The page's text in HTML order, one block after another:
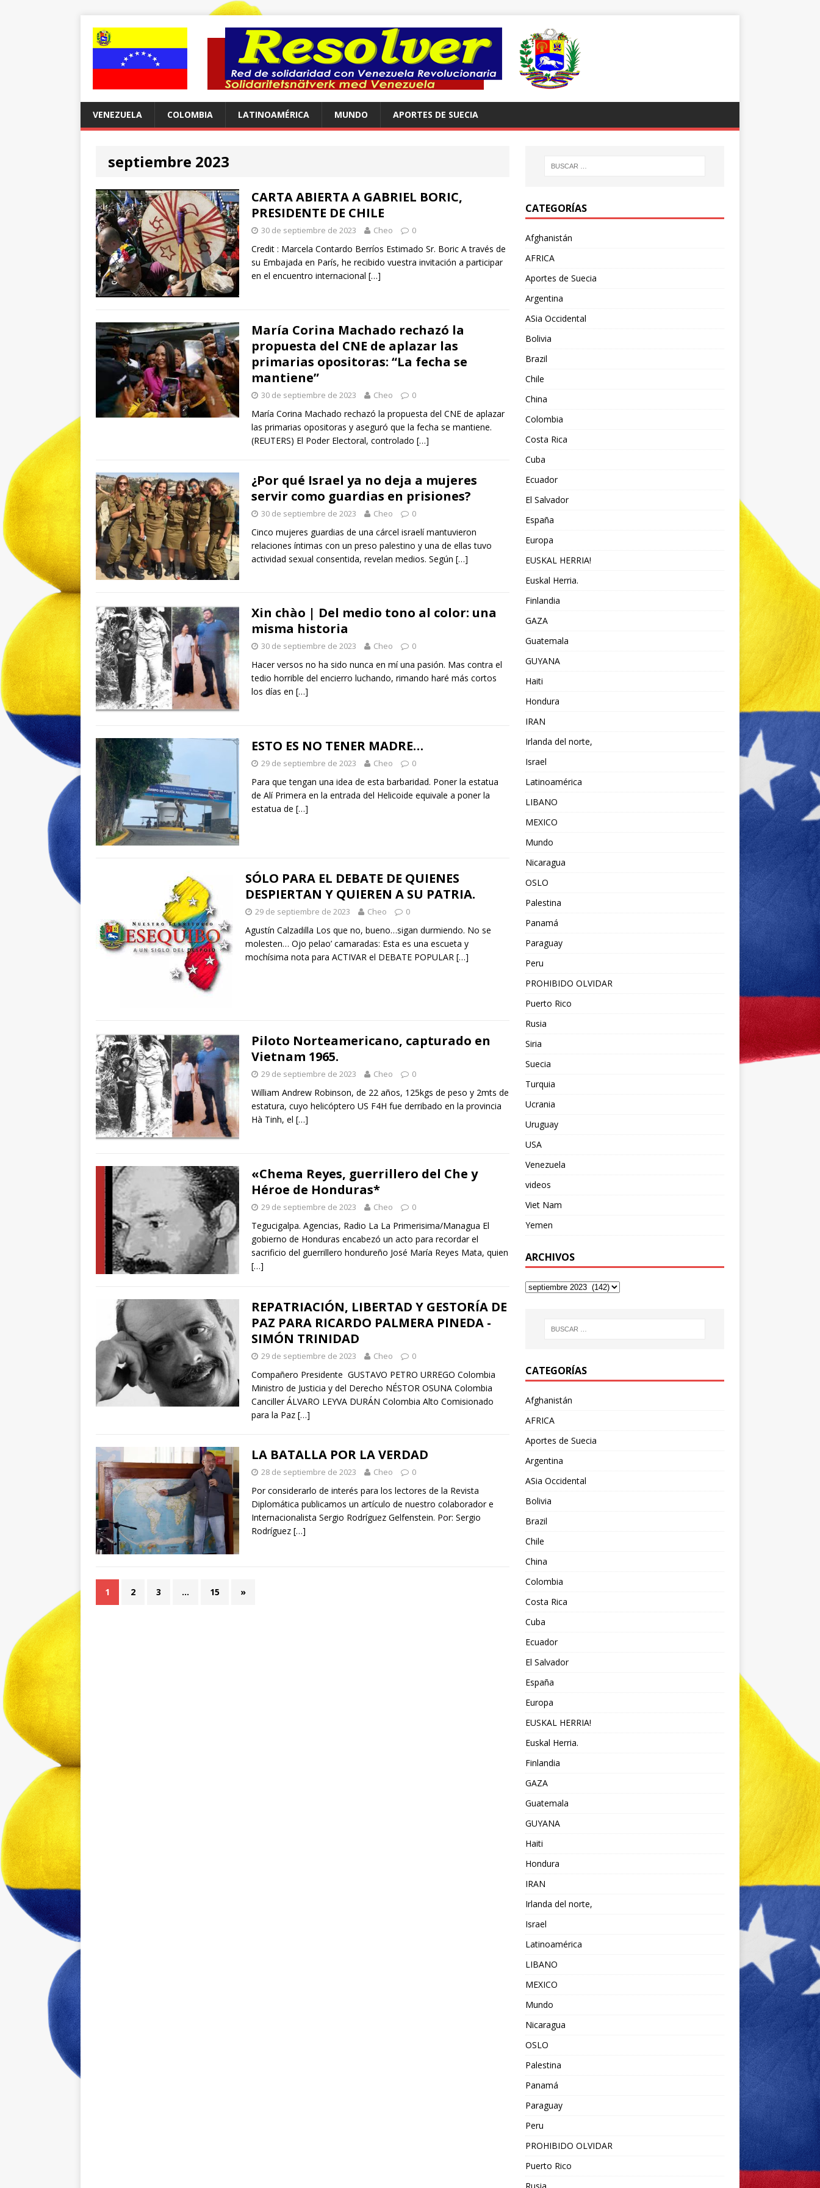
VENEZUELA COLOMBIA LATINOAMÉRICA MUNDO APORTES DE SUECIA
septiembre 2023
CARTA ABIERTA A GABRIEL BORIC,
PRESIDENTE DE CHILE
30 de septiembre de 2023 Cheo 0
Credit : Marcela Contardo Berríos Estimado Sr. Boric A través de
su Embajada en París, he recibido vuestra invitación a participar
en el encuentro internacional […]
María Corina Machado rechazó la
propuesta del CNE de aplazar las
primarias opositoras: “La fecha se
mantiene”
30 de septiembre de 2023 Cheo 0
María Corina Machado rechazó la propuesta del CNE de aplazar
las primarias opositoras y aseguró que la fecha se mantiene.
(REUTERS) El Poder Electoral, controlado […]
¿Por qué Israel ya no deja a mujeres
servir como guardias en prisiones?
30 de septiembre de 2023 Cheo 0
Cinco mujeres guardias de una cárcel israelí mantuvieron
relaciones íntimas con un preso palestino y una de ellas tuvo
actividad sexual consentida, revelan medios. Según […]
Xin chào | Del medio tono al color: una
misma historia
30 de septiembre de 2023 Cheo 0
Hacer versos no ha sido nunca en mí una pasión. Mas contra el
tedio horrible del encierro luchando, rimando haré más cortos
los días en […]
ESTO ES NO TENER MADRE…
29 de septiembre de 2023 Cheo 0
Para que tengan una idea de esta barbaridad. Poner la estatua
de Alí Primera en la entrada del Helicoide equivale a poner la
estatua de […]
SÓLO PARA EL DEBATE DE QUIENES
DESPIERTAN Y QUIEREN A SU PATRIA.
29 de septiembre de 2023 Cheo 0
Agustín Calzadilla Los que no, bueno…sigan durmiendo. No se
molesten… Ojo pelao’ camaradas: Esta es una escueta y
mochísima nota para ACTIVAR el DEBATE POPULAR […]
Piloto Norteamericano, capturado en
Vietnam 1965.
29 de septiembre de 2023 Cheo 0
William Andrew Robinson, de 22 años, 125kgs de peso y 2mts de
estatura, cuyo helicóptero US F4H fue derribado en la provincia
Hà Tinh, el […]
«Chema Reyes, guerrillero del Che y
Héroe de Honduras*
29 de septiembre de 2023 Cheo 0
Tegucigalpa. Agencias, Radio La La Primerisima/Managua El
gobierno de Honduras encabezó un acto para recordar el
sacrificio del guerrillero hondureño José María Reyes Mata, quien
[…]
REPATRIACIÓN, LIBERTAD Y GESTORÍA DE
PAZ PARA RICARDO PALMERA PINEDA -
SIMÓN TRINIDAD
29 de septiembre de 2023 Cheo 0
Compañero Presidente GUSTAVO PETRO URREGO Colombia
Ministro de Justicia y del Derecho NÉSTOR OSUNA Colombia
Canciller ÁLVARO LEYVA DURÁN Colombia Alto Comisionado
para la Paz […]
LA BATALLA POR LA VERDAD
28 de septiembre de 2023 Cheo 0
Por considerarlo de interés para los lectores de la Revista
Diplomática publicamos un artículo de nuestro colaborador e
Internacionalista Sergio Rodríguez Gelfenstein. Por: Sergio
Rodríguez […]
1 2 3 … 15 »
CATEGORÍAS
Afghanistán
AFRICA
Aportes de Suecia
Argentina
ASia Occidental
Bolivia
Brazil
Chile
China
Colombia
Costa Rica
Cuba
Ecuador
El Salvador
España
Europa
EUSKAL HERRIA!
Euskal Herria.
Finlandia
GAZA
Guatemala
GUYANA
Haiti
Hondura
IRAN
Irlanda del norte,
Israel
Latinoamérica
LIBANO
MEXICO
Mundo
Nicaragua
OSLO
Palestina
Panamá
Paraguay
Peru
PROHIBIDO OLVIDAR
Puerto Rico
Rusia
Siria
Suecia
Turquia
Ucrania
Uruguay
USA
Venezuela
videos
Viet Nam
Yemen
ARCHIVOS
CATEGORÍAS
Afghanistán
AFRICA
Aportes de Suecia
Argentina
ASia Occidental
Bolivia
Brazil
Chile
China
Colombia
Costa Rica
Cuba
Ecuador
El Salvador
España
Europa
EUSKAL HERRIA!
Euskal Herria.
Finlandia
GAZA
Guatemala
GUYANA
Haiti
Hondura
IRAN
Irlanda del norte,
Israel
Latinoamérica
LIBANO
MEXICO
Mundo
Nicaragua
OSLO
Palestina
Panamá
Paraguay
Peru
PROHIBIDO OLVIDAR
Puerto Rico